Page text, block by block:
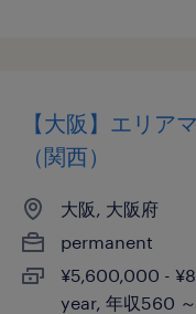
【大阪】エリア
（関西）
大阪, 大阪府
permanent
¥5,600,000 -
year, 年収560